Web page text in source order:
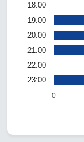
0
18:00
19:00
20:00
21:00
22:00
23:00